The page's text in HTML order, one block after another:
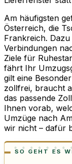
Am häufigsten
Österreich, die
Frankreich.
Verbindungen
Ziele für
fährt Ihr
gilt eine
zollfrei, braucht
das passende
Ihnen vorab,
Umzüge nach
wir nicht – dafür
SO GEHT ES